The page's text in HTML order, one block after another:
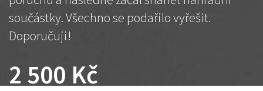
součástky. Všechno se podařilo vyřešit.
Doporučuji!
2 500 Kč